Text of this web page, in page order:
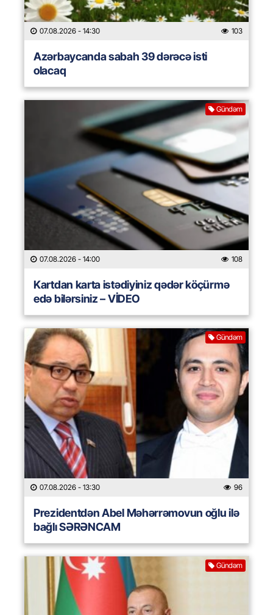
07.08.2026 - 14:30 103
Azərbaycanda sabah 39 dərəcə isti
olacaq
Gündəm
07.08.2026 - 14:00 108
Kartdan karta istədiyiniz qədər köçürmə
edə bilərsiniz – VİDEO
Gündəm
07.08.2026 - 13:30 96
Prezidentdən Abel Məhərrəmovun oğlu ilə
bağlı SƏRƏNCAM
Gündəm